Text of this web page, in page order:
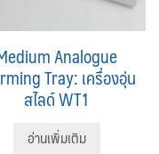
Analogue
Tray: เครื่องอุ่น
สไลด์ WT1
อ่านเพิ่มเติม